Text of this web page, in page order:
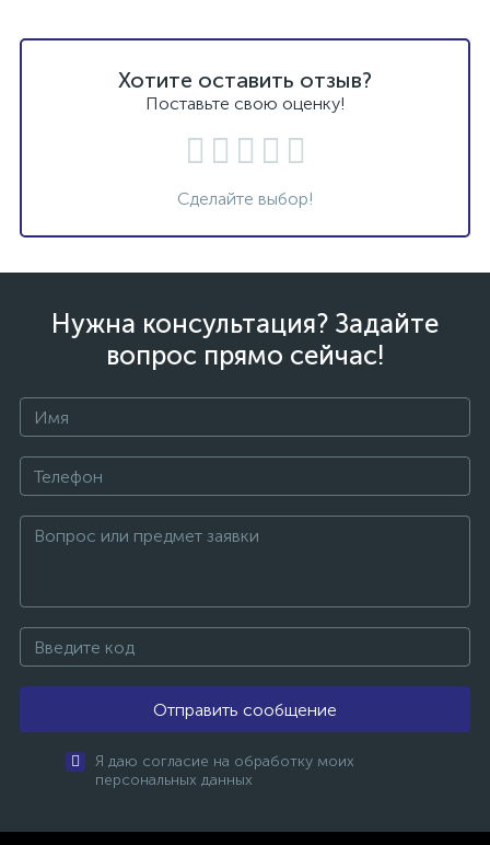
Хотите оставить отзыв?
Поставьте свою оценку!
Сделайте выбор!
Нужна консультация? Задайте
вопрос прямо сейчас!
Отправить сообщение
Я даю согласие на обработку моих
персональных данных